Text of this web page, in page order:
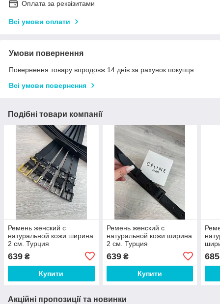
Оплата за реквізитами
Всі умови оплати
Умови повернення
Повернення товару впродовж 14 днів за рахунок покупця
Всі умови повернення
Подібні товари компанії
Ремень женский с
натуральной кожи ширина
2 см. Турция
639 ₴
Купити
Ремень женский с
натуральной кожи ширина
2 см. Турция
639₴
Купити
685
Акційні пропозиції та новинки